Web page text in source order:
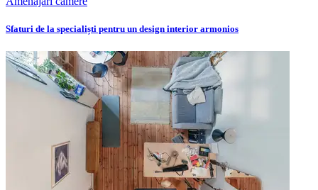
Sfaturi de la specialiști pentru un design interior armonios